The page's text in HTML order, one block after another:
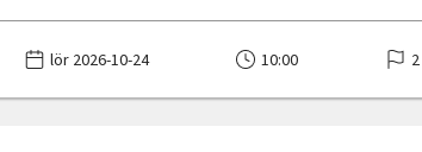
lör 2026-10-24 10:00